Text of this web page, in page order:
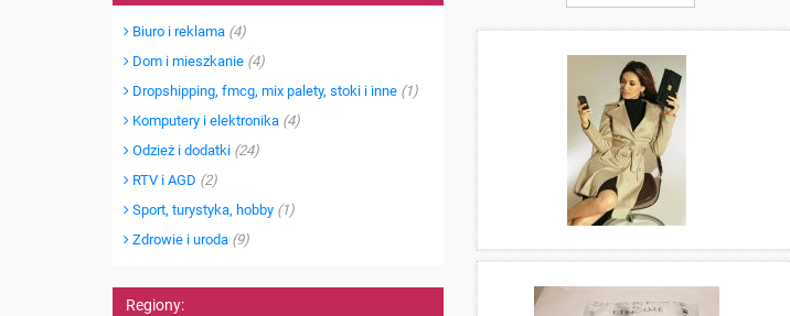
Biuro i reklama (4)
Dom i mieszkanie (4)
Dropshipping, fmcg, mix palety, stoki i inne (1)
Komputery i elektronika (4)
Odzież i dodatki (24)
RTV i AGD (2)
Sport, turystyka, hobby (1)
Zdrowie i uroda (9)
Regiony: